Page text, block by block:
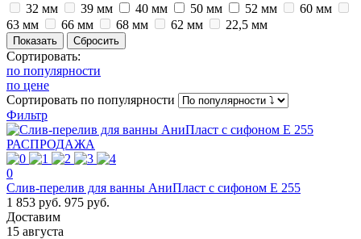
32 мм
39 мм 40 мм 50 мм 52 мм
60 мм
63 мм
66 мм 68 мм 62 мм 22,5 мм
Сортировать:
по популярности
по цене
Сортировать по популярности
Фильтр
РАСПРОДАЖА
0
Слив-перелив для ванны АниПласт с сифоном E 255
1 853 руб. 975 руб.
Доставим
15 августа